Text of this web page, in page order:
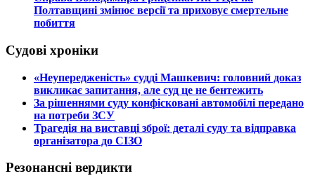
Полтавщині змінює версії та приховує смертельне
побиття
Судові хроніки
​«Неупередженість» судді Машкевич: головний доказ
викликає запитання, але суд це не бентежить
​За рішеннями суду конфісковані автомобілі передано
на потреби ЗСУ
​Трагедія на виставці зброї: деталі суду та відправка
організатора до СІЗО
Резонансні вердикти